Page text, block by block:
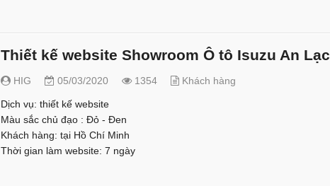
Thiết kế website Showroom Ô tô Isuzu An Lạc
HIG 05/03/2020 1354 Khách hàng
Dịch vụ: thiết kế website
Màu sắc chủ đạo : Đỏ - Đen
Khách hàng: tại Hồ Chí Minh
Thời gian làm website: 7 ngày